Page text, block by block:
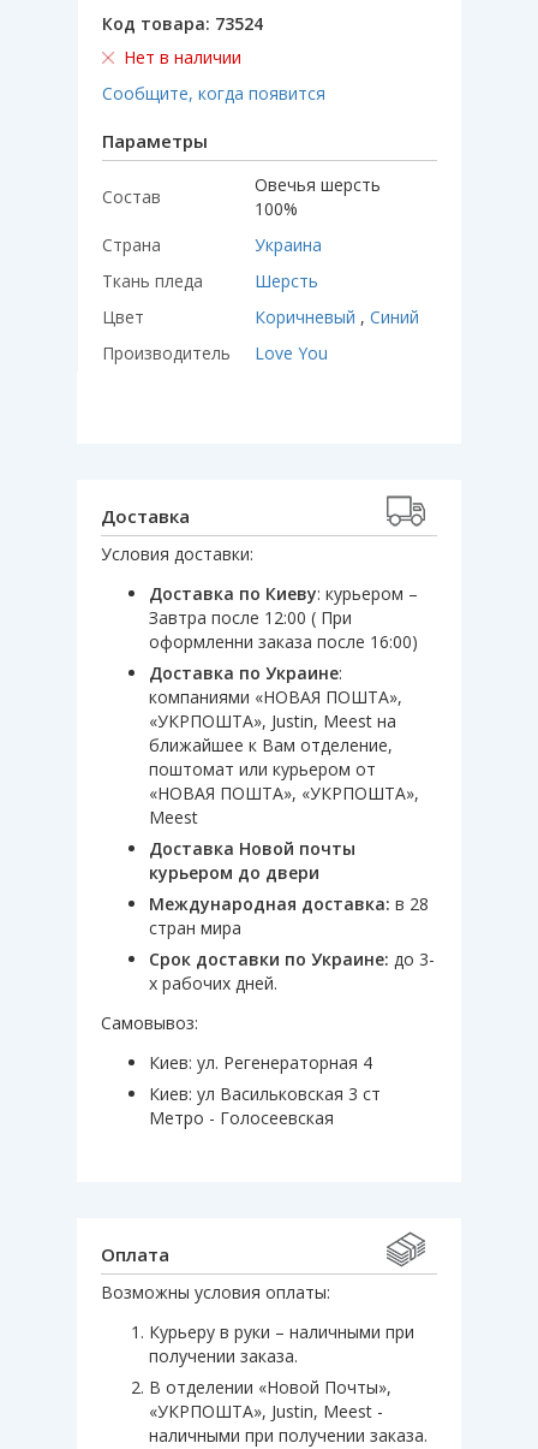
Код товара: 73524
Нет в наличии
Сообщите, когда появится
Параметры
Состав
Овечья шерсть
100%
Страна
Украина
Ткань пледа
Шерсть
Цвет
Коричневый , Синий
Производитель
Love You
Доставка
Условия доставки:
Доставка по Киеву: курьером –
Завтра после 12:00 ( При
оформленни заказа после 16:00)
Доставка по Украине:
компаниями «НОВАЯ ПОШТА»,
«УКРПОШТА», Justin, Meest на
ближайшее к Вам отделение,
поштомат или курьером от
«НОВАЯ ПОШТА», «УКРПОШТА»,
Meest
Доставка Новой почты
курьером до двери
Международная доставка: в 28
стран мира
Срок доставки по Украине: до 3-
х рабочих дней.
Самовывоз:
Киев: ул. Регенераторная 4
Киев: ул Васильковская 3 ст
Метро - Голосеевская
Оплата
Возможны условия оплаты:
Курьеру в руки – наличными при
получении заказа.
В отделении «Новой Почты»,
«УКРПОШТА», Justin, Meest -
наличными при получении заказа.